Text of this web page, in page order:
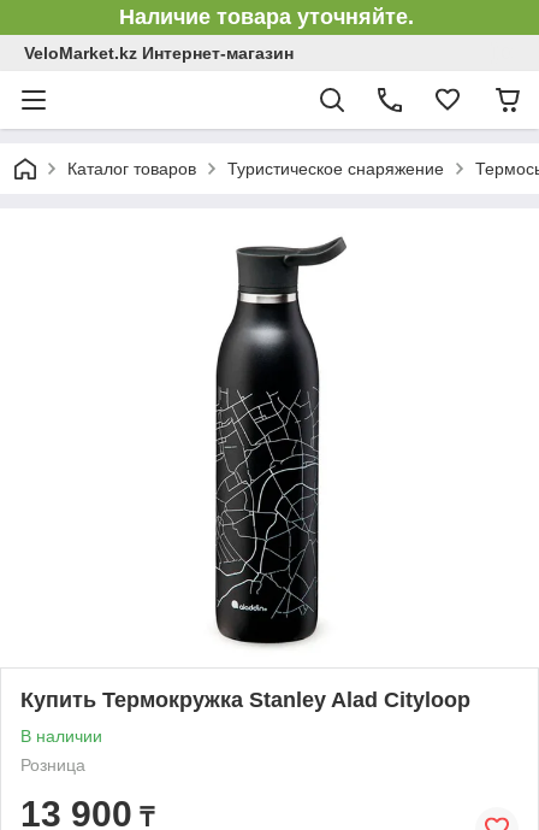
Наличие товара уточняйте.
VeloMarket.kz Интернет-магазин
Каталог товаров Туристическое снаряжение
Купить Термокружка Stanley Alad Cityloop
В наличии
Розница
13 900 ₸